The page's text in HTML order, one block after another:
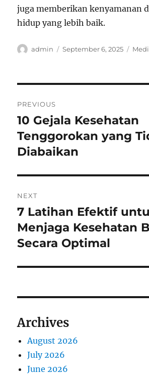
juga memberikan kenyamanan
hidup yang lebih baik.
Author
admin
Posted
September 6, 2025
navigation
PREVIOUS
Previous
post:
10 Gejala Kesehatan
Tenggorokan yang
Diabaikan
NEXT
Next
post:
7 Latihan Efektif
Menjaga Kesehatan
Secara Optimal
Archives
August 2026
July 2026
June 2026